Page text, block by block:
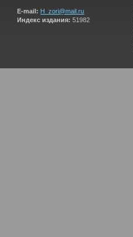
E-mail: H_zori@mail.ru
Индекс издания: 51982